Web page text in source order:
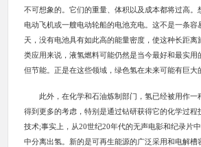
不可想象的。它们的重量、体积以及成本都将过高。
电动飞机或一艘电动轮船的电池充电。这不是一条容
天，没有电池具有如此高的能量密度，使这种长距离
类应用来说，液氢燃料可能仍然是当今最好和最实用
但节能。正是在这些领域，绿色氢在未来可能有巨大
此外，在化学和石油炼制部门，氢已经被用作一
得到更多的考虑，特别是通过钻研获得它的化学过程
技术;事实上，从20世纪20年代的无声电影和纪录片
中分离出氢。新的是可再生能源的广泛采用和电解槽